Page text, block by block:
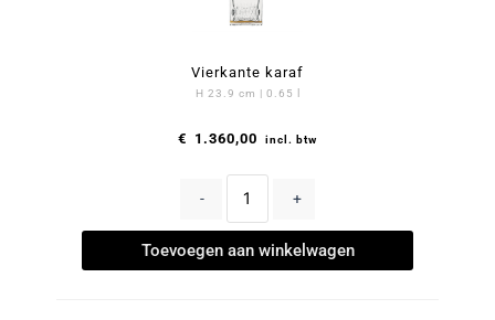
Vierkante karaf
H 23.9 cm | 0.65 l
€ 1.360,00 incl. btw
- +
Toevoegen aan winkelwagen